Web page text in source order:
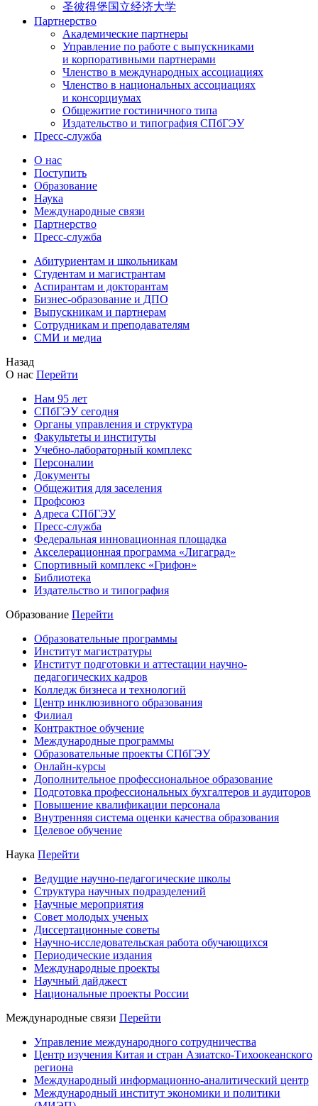
圣彼得堡国立经济大学
Партнерство
Академические партнеры
Управление по работе с выпускниками
и корпоративными партнерами
Членство в международных ассоциациях
Членство в национальных ассоциациях
и консорциумах
Общежитие гостиничного типа
Издательство и типография СПбГЭУ
Пресс-служба
О нас
Поступить
Образование
Наука
Международные связи
Партнерство
Пресс-служба
Абитуриентам и школьникам
Студентам и магистрантам
Аспирантам и докторантам
Бизнес-образование и ДПО
Выпускникам и партнерам
Сотрудникам и преподавателям
СМИ и медиа
Назад
О нас Перейти
Нам 95 лет
СПбГЭУ сегодня
Органы управления и структура
Факультеты и институты
Учебно-лабораторный комплекс
Персоналии
Документы
Общежития для заселения
Профсоюз
Адреса СПбГЭУ
Пресс-служба
Федеральная инновационная площадка
Акселерационная программа «Лигаград»­­
Спортивный комплекс «Грифон»
Библиотека
Издательство и типография
Образование Перейти
Образовательные программы
Институт магистратуры
Институт подготовки и аттестации научно-
педагогических кадров
Колледж бизнеса и технологий
Центр инклюзивного образования
Филиал
Контрактное обучение
Международные программы
Образовательные проекты СПбГЭУ
Онлайн-курсы
Дополнительное профессиональное образование
Подготовка профессиональных бухгалтеров и аудиторов
Повышение квалификации персонала
Внутренняя система оценки качества образования
Целевое обучение
Наука Перейти
Ведущие научно-педагогические школы
Структура научных подразделений
Научные мероприятия
Совет молодых ученых
Диссертационные советы
Научно-исследовательская работа обучающихся
Периодические издания
Международные проекты
Научный дайджест
Национальные проекты России
Международные связи Перейти
Управление международного сотрудничества
Центр изучения Китая и стран Азиатско-Тихоокеанского
региона
Международный информационно-аналитический центр
Международный институт экономики и политики